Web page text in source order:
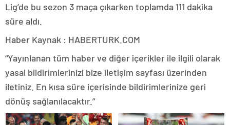
Lig’de bu sezon 3 maça çıkarken toplamda 111 dakika
süre aldı.
Haber Kaynak : HABERTURK.COM
“Yayınlanan tüm haber ve diğer içerikler ile ilgili olarak
yasal bildirimlerinizi bize iletişim sayfası üzerinden
iletiniz. En kısa süre içerisinde bildirimlerinize geri
dönüş sağlanılacaktır.”